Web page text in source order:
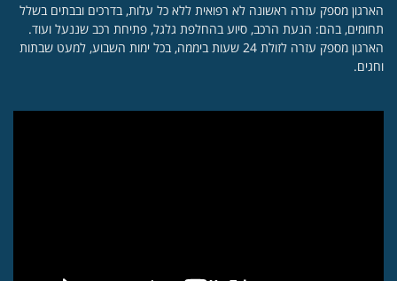
הארגון מספק עזרה ראשונה לא רפואית ללא כל עלות, בדרכים ובבתים בשלל
תחומים, בהם: הנעת הרכב, סיוע בהחלפת גלגל, פתיחת רכב שננעל ועוד.
הארגון מספק עזרה לזולת 24 שעות ביממה, בכל ימות השבוע, למעט שבתות
וחגים.